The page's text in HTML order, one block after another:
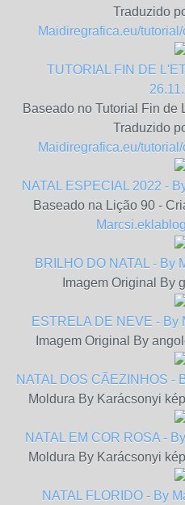
Traduzido
Maidiregrafica.eu/
TUTORIAL FIN DE
Baseado no Tutorial Fin de
Traduzido
Maidiregrafica.eu/
NATAL ESPECIAL 2022 -
Baseado na Lição 90 -
BRILHO DO NATAL - By
Imagem Original By
ESTRELA DE NEVE - By
Imagem Original By
NATAL DOS CÃEZINHOS -
Moldura By Karácsonyi
NATAL EM COR ROSA -
Moldura By Karácsonyi
NATAL FLORIDO - By